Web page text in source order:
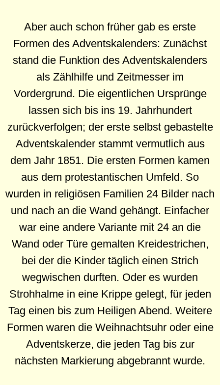
Aber auch schon früher gab es erste
Formen des Adventskalenders: Zunächst
stand die Funktion des Adventskalenders
als Zählhilfe und Zeitmesser im
Vordergrund. Die eigentlichen Ursprünge
lassen sich bis ins 19. Jahrhundert
zurückverfolgen; der erste selbst gebastelte
Adventskalender stammt vermutlich aus
dem Jahr 1851. Die ersten Formen kamen
aus dem protestantischen Umfeld. So
wurden in religiösen Familien 24 Bilder nach
und nach an die Wand gehängt. Einfacher
war eine andere Variante mit 24 an die
Wand oder Türe gemalten Kreidestrichen,
bei der die Kinder täglich einen Strich
wegwischen durften. Oder es wurden
Strohhalme in eine Krippe gelegt, für jeden
Tag einen bis zum Heiligen Abend. Weitere
Formen waren die Weihnachtsuhr oder eine
Adventskerze, die jeden Tag bis zur
nächsten Markierung abgebrannt wurde.